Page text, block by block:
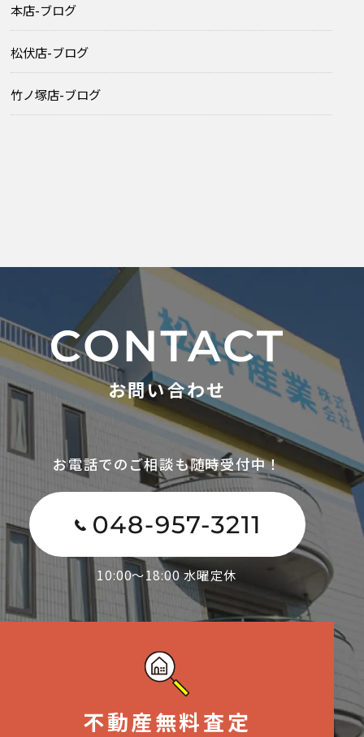
本店-ブログ
松伏店-ブログ
竹ノ塚店-ブログ
お問い合わせ
お電話でのご相談も随時受付中！
10:00～18:00 水曜定休
不動産無料査定